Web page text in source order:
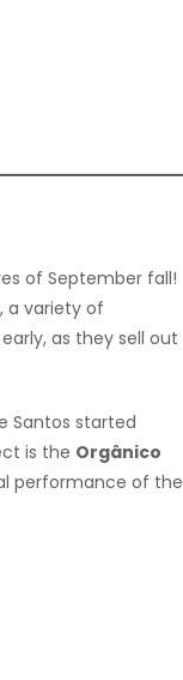
of September fall!
a variety of
as they sell out
Santos started
is the Orgânico
performance of the